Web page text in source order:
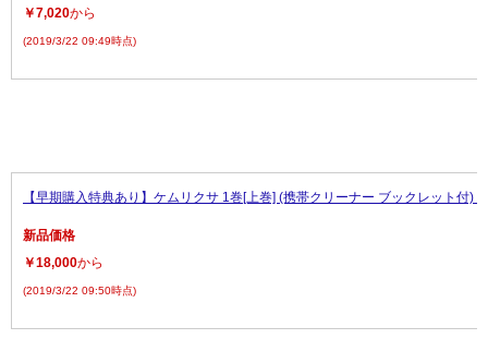
￥7,020から
(2019/3/22 09:49時点)
【早期購入特典あり】ケムリクサ 1巻[上巻] (携帯クリーナー ブックレット付)
新品価格
￥18,000から
(2019/3/22 09:50時点)